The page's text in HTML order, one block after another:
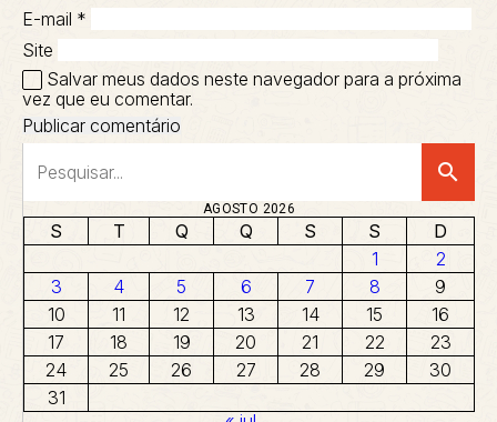
E-mail *
Site
Salvar meus dados neste navegador para a próxima
vez que eu comentar.
search
AGOSTO 2026
S T Q Q S S
D
1
2
3
4 5 6 7 8
9
10
11 12 13 14 15
16
17
18 19 20 21 22
23
24
25 26 27 28 29
30
31